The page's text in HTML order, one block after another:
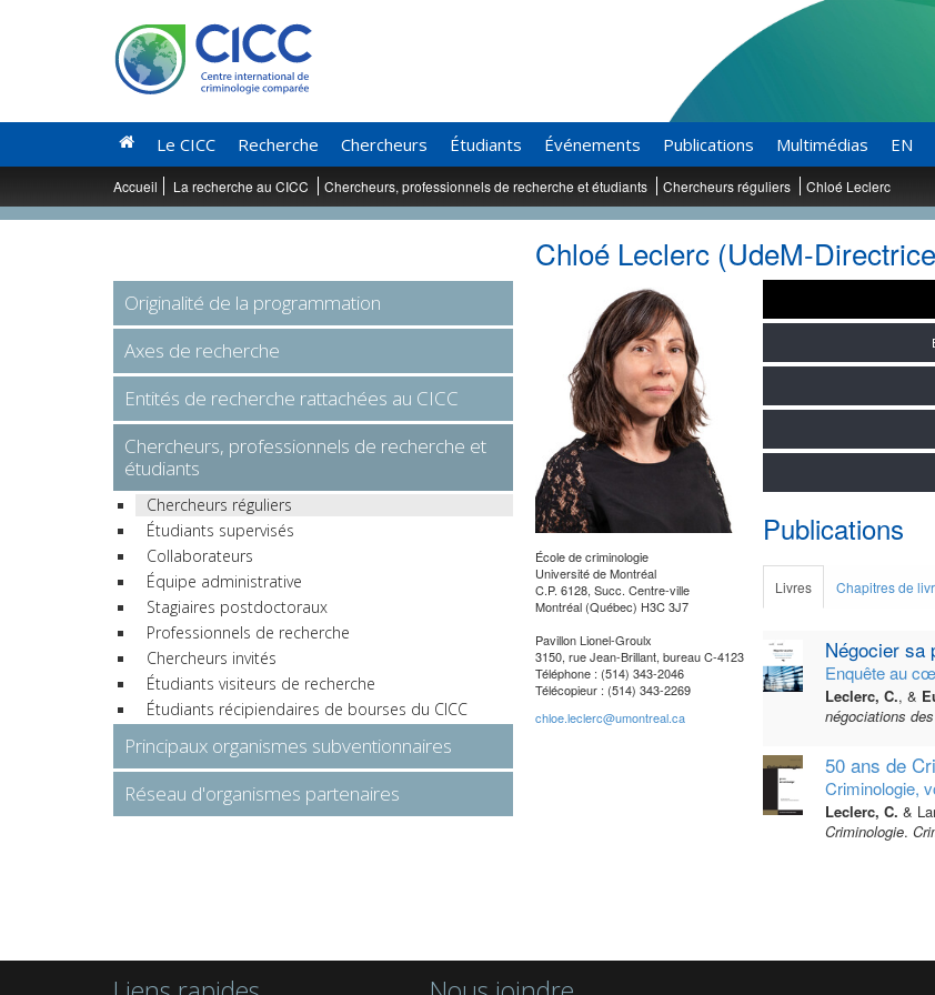
Le CICC Recherche Chercheurs Étudiants Événements Publications Multimédias EN
Accueil La recherche au CICC Chercheurs, professionnels de recherche et étudiants Chercheurs réguliers Chloé Leclerc
Chloé Leclerc (UdeM-
École de criminologie
Université de Montréal
C.P. 6128, Succ. Centre-ville
Montréal (Québec) H3C 3J7
Pavillon Lionel-Groulx
3150, rue Jean-Brillant, bureau C-4123
Téléphone : (514) 343-2046
Télécopieur : (514) 343-2269
chloe.leclerc@umontreal.ca
Publications
Livres Chapitres de
Négocier sa
Enquête au
Leclerc, C., &
négociations
50 ans de
Criminologie,
Leclerc, C. &
Criminologie.
Originalité de la programmation
Axes de recherche
Entités de recherche rattachées au CICC
Chercheurs, professionnels de recherche et
étudiants
Chercheurs réguliers
Étudiants supervisés
Collaborateurs
Équipe administrative
Stagiaires postdoctoraux
Professionnels de recherche
Chercheurs invités
Étudiants visiteurs de recherche
Étudiants récipiendaires de bourses du CICC
Principaux organismes subventionnaires
Réseau d'organismes partenaires